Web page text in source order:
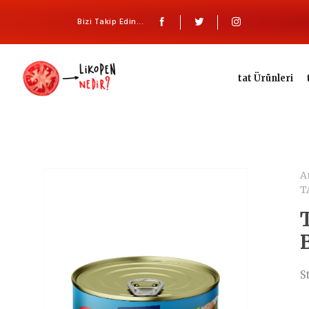
Bizi Takip Edin...
tat Ürünleri